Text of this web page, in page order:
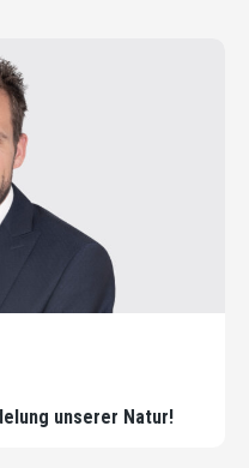
unserer Natur!